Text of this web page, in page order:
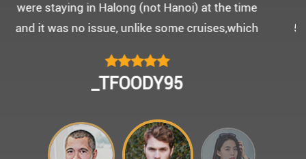
월말에 Darian Culbert를 통해서 다녀왔습니다.
5성급 신식 몽쉐리 크루즈와 리무진 버스 덕분에 부
멀미가 있으신 부모님을 배려해서 리무진에서 앞좌
석으로 배치해주시어 고마웠습니다.
킹은 부모님께 멋진 추억을 만들어 주었네요.
어머니 환갑을 기념하여 몽쉐리 크루즈에서 이쁜
CHOKYUNGSEOK